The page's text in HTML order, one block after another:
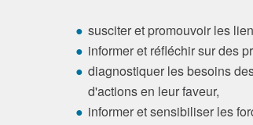
susciter et promouvoir les
informer et réfléchir sur des
diagnostiquer les besoins
d'actions en leur faveur,
informer et sensibiliser les